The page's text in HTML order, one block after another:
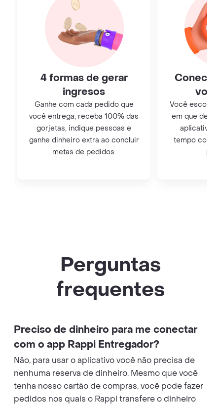
4 formas de gerar
ingresos
Ganhe com cada pedido que
você entrega, receba 100% das
gorjetas, indique pessoas e
ganhe dinheiro extra ao concluir
metas de pedidos.
Você escolhe
em que
aplicativo.
tempo como
Perguntas
frequentes
Preciso de dinheiro para me conectar
com o app Rappi Entregador?
Não, para usar o aplicativo você não precisa de
nenhuma reserva de dinheiro. Mesmo que você
tenha nosso cartão de compras, você pode fazer
pedidos nos quais o Rappi transfere o dinheiro